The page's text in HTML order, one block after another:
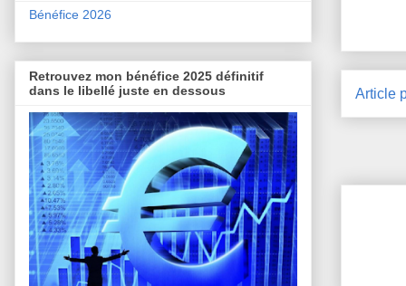
Article
Bénéfice 2026
Retrouvez mon bénéfice 2025 définitif
dans le libellé juste en dessous